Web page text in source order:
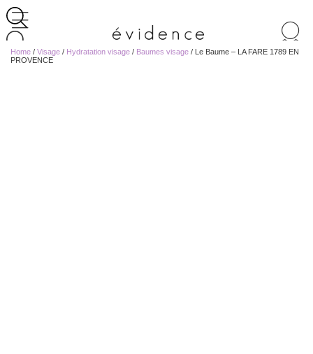
de
produits
Home / Visage / Hydratation visage / Baumes visage / Le Baume – LA FARE 1789 EN
PROVENCE